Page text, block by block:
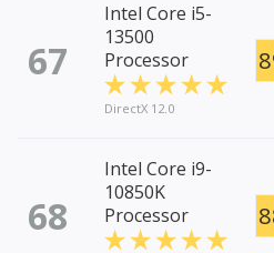
67
Intel Core i5-
13500
Processor
DirectX 12.0
68
Intel Core i9-
10850K
Processor